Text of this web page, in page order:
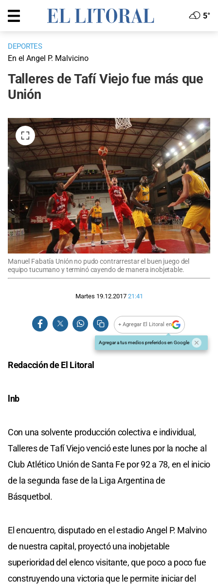
5°
DEPORTES
En el Angel P. Malvicino
Talleres de Tafí Viejo fue más que
Unión
Manuel Fabatía Unión no pudo contrarrestar el buen juego del
equipo tucumano y terminó cayendo de manera inobjetable.
Martes 19.12.2017 21:41
+ Agregar El Litoral en
Agregar a tus medios preferidos en Google
Redacción de El Litoral
lnb
Con una solvente producción colectiva e individual,
Talleres de Tafí Viejo venció este lunes por la noche al
Club Atlético Unión de Santa Fe por 92 a 78, en el inicio
de la segunda fase de la Liga Argentina de
Básquetbol.
El encuentro, disputado en el estadio Angel P. Malvino
de nuestra capital, proyectó una inobjetable
superioridad del elenco visitante, que poco a poco fue
construyendo una victoria que le permite iniciar del